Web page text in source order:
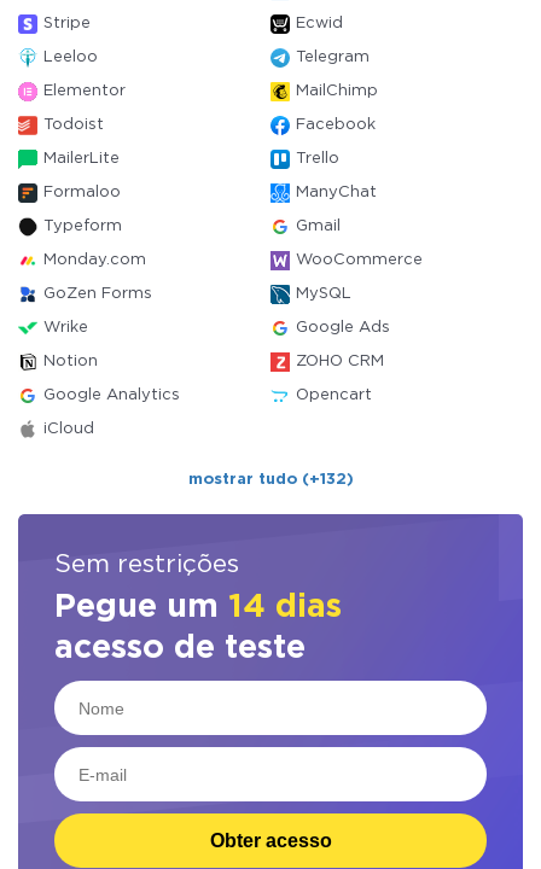
Stripe Ecwid
Leeloo Telegram
Elementor MailChimp
Todoist Facebook
MailerLite Trello
Formaloo ManyChat
Typeform Gmail
Monday.com WooCommerce
GoZen Forms MySQL
Wrike Google Ads
Notion ZOHO CRM
Google Analytics Opencart
iCloud
mostrar tudo (+132)
Sem restrições
Pegue um 14 dias
acesso de teste
Obter acesso